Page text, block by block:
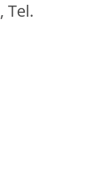
, Tel.